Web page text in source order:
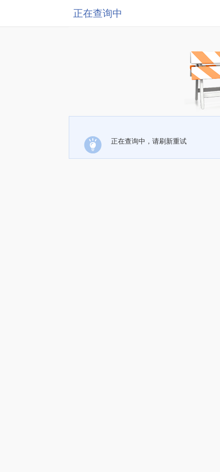
正在查询中
正在查询中，请刷新重试